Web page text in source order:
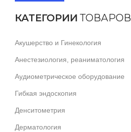
КАТЕГОРИИ ТОВАРОВ
Акушерство и Гинекология
Анестезиология, реаниматология
Аудиометрическое оборудование
Гибкая эндоскопия
Денситометрия
Дерматология